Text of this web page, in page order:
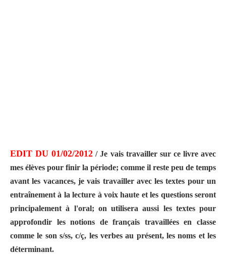
EDIT DU 01/02/2012 / Je vais travailler sur ce livre avec
mes élèves pour finir la période; comme il reste peu de temps
avant les vacances, je vais travailler avec les textes pour un
entraînement à la lecture à voix haute et les questions seront
principalement à l'oral; on utilisera aussi les textes pour
approfondir les notions de français travaillées en classe
comme le son s/ss, c/ç, les verbes au présent, les noms et les
déterminant.